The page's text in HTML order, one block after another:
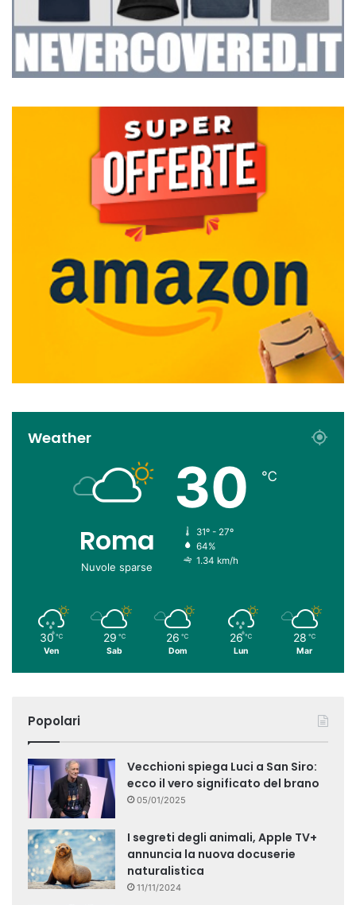
Weather
Roma
Nuvole sparse
30 ℃
31º - 27º
64%
1.34 km/h
30 ℃
Ven
29 ℃
Sab
26 ℃
Dom
26 ℃
Lun
28 ℃
Mar
Popolari
Vecchioni spiega Luci a San Siro:
ecco il vero significato del brano
05/01/2025
I segreti degli animali, Apple TV+
annuncia la nuova docuserie
naturalistica
11/11/2024